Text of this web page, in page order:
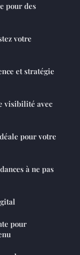
pour des
votre
et stratégie
visibilité avec
pour votre
à ne pas
pour